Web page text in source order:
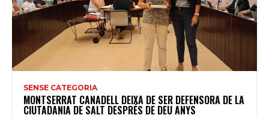
SENSE CATEGORIA
MONTSERRAT CANADELL DEIXA DE SER DEFENSORA DE LA
CIUTADANIA DE SALT DESPRÉS DE DEU ANYS